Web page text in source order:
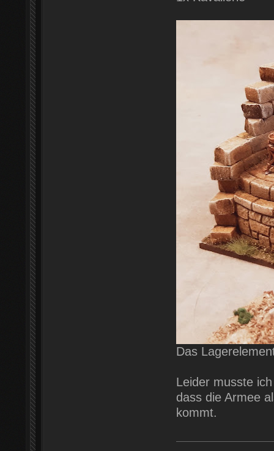
Das
Leider musste
dass die Armee
kommt.